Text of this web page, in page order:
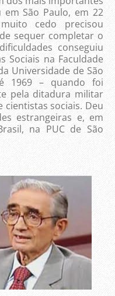
em São Paulo, em 22
cedo precisou
sequer completar o
conseguiu
Sociais na Faculdade
Universidade de São
1969 – quando foi
pela ditadura militar
cientistas sociais. Deu
estrangeiras e, em
na PUC de São